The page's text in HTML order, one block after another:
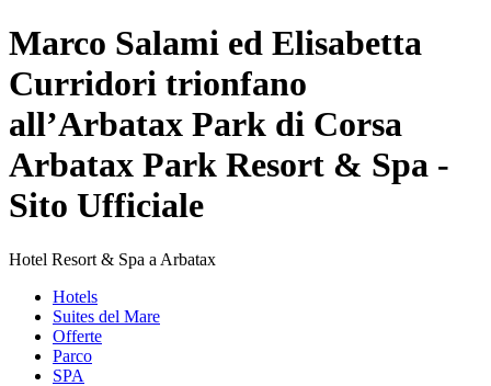
Marco Salami ed Elisabetta
Curridori trionfano
all’Arbatax Park di Corsa
Arbatax Park Resort & Spa -
Sito Ufficiale
Hotel Resort & Spa a Arbatax
Hotels
Suites del Mare
Offerte
Parco
SPA